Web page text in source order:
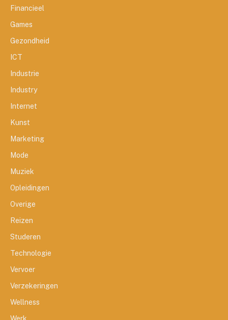
Financieel
Games
Gezondheid
ICT
Industrie
Industry
Internet
Kunst
Marketing
Mode
Muziek
Opleidingen
Overige
Reizen
Studeren
Technologie
Vervoer
Verzekeringen
Wellness
Werk